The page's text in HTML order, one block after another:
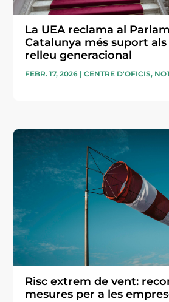
La UEA reclama al
Catalunya més suport
relleu generacional
FEBR. 17, 2026 |CENTRE D'OFICIS,
Risc extrem de vent:
mesures per a les